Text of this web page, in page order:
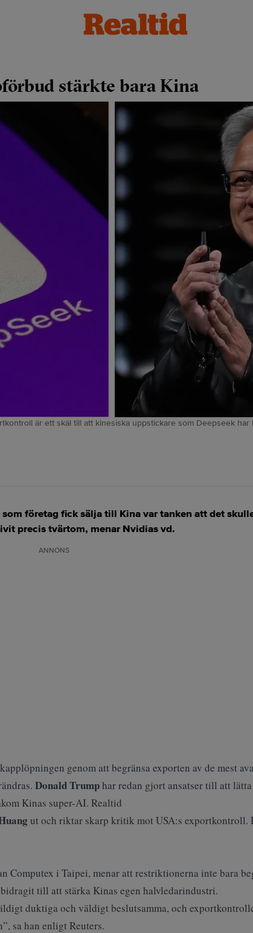
stärkte bara Kina
är ett skäl till att kinesiska uppstickare som Deepseek
företag fick sälja till Kina var tanken att det
precis tvärtom, menar Nvidias vd.
ANNONS
genom att begränsa exporten av de mest
Donald Trumphar redan gjort ansatser till att lätta
Kinas super-AI. Realtid
ut och riktar skarp kritik mot USA:s exportkontroll.
Computex i Taipei, menar att restriktionerna inte bara
till att stärka Kinas egen halvledarindustri.
duktiga och väldigt beslutsamma, och
sa han enligt Reuters.